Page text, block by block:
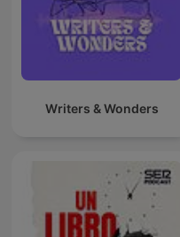
Writers & Wonders